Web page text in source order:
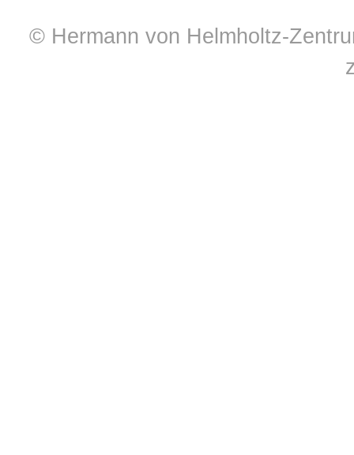
© Hermann von Helmholtz-